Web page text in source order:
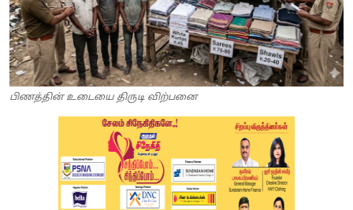
பிணத்தின் உடையை திருடி விற்பனை